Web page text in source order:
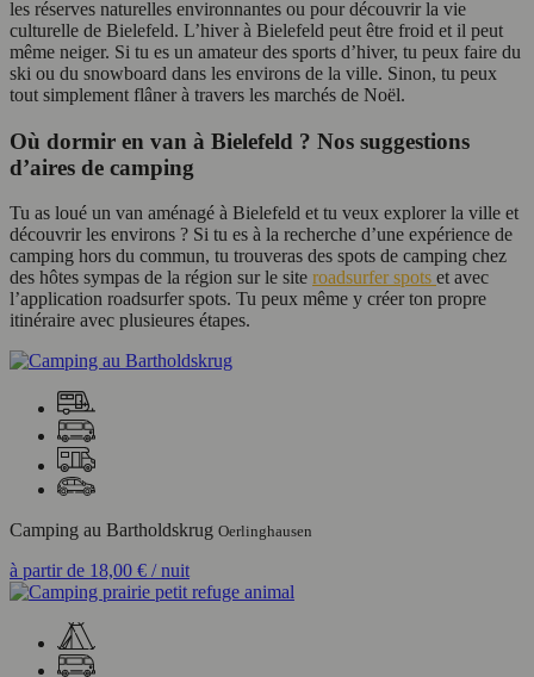
les réserves naturelles environnantes ou pour découvrir la vie
culturelle de Bielefeld. L’hiver à Bielefeld peut être froid et il peut
même neiger. Si tu es un amateur des sports d’hiver, tu peux faire du
ski ou du snowboard dans les environs de la ville. Sinon, tu peux
tout simplement flâner à travers les marchés de Noël.
Où dormir en van à Bielefeld ? Nos suggestions
d’aires de camping
Tu as loué un van aménagé à Bielefeld et tu veux explorer la ville et
découvrir les environs ? Si tu es à la recherche d’une expérience de
camping hors du commun, tu trouveras des spots de camping chez
des hôtes sympas de la région sur le site roadsurfer spots et avec
l’application roadsurfer spots. Tu peux même y créer ton propre
itinéraire avec plusieures étapes.
Camping au Bartholdskrug Oerlinghausen
à partir de 18,00 € / nuit